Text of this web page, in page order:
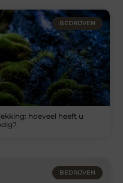
BEDRIJVEN
hoeveel heeft u
BEDRIJVEN